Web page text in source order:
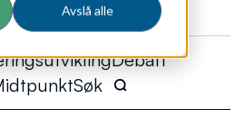
Avslå alle
for Trondheimsregionen
Debatt
Søk